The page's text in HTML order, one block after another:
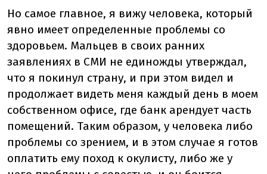
Но самое главное, я вижу человека, который
явно имеет определенные проблемы со
здоровьем. Мальцев в своих ранних
заявлениях в СМИ не единожды утверждал,
что я покинул страну, и при этом видел и
продолжает видеть меня каждый день в моем
собственном офисе, где банк арендует часть
помещений. Таким образом, у человека либо
проблемы со зрением, и в этом случае я готов
оплатить ему поход к окулисту, либо же у